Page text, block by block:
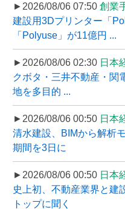
►2026/08/06 07:50 創業
建設用3Dプリンター「
「Polyuse」が11億円 ...
►2026/08/06 02:30 日本
クボタ・三井不動産・関
地を多目的 ...
►2026/08/06 00:50 日本
清水建設、BIMから解析
期間を3日に
►2026/08/06 00:50 日本
史上初、不動産業界と建
トップに聞く